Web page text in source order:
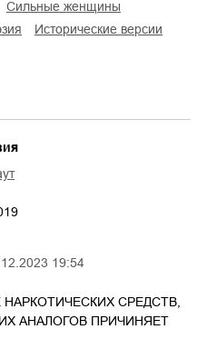
сильные женщины
исторические версии
19:54
СРЕДСТВ,
АНАЛОГОВ ПРИЧИНЯЕТ